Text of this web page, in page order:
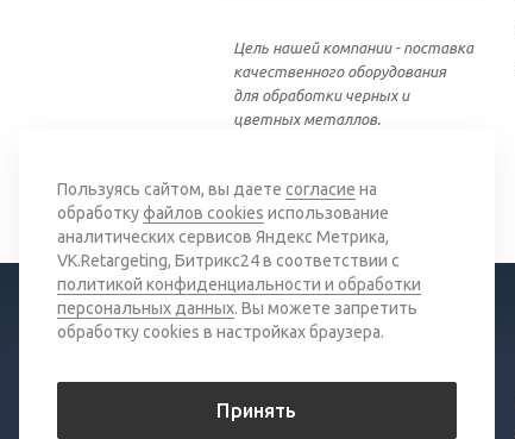
Цель нашей компании - поставка
качественного оборудования
для обработки черных и
цветных металлов.
Вернуться к списку
© 2026 Все права защищены.
Пользуясь сайтом, вы даете согласие на
обработкуфайлов cookies использование
аналитических сервисов Яндекс Метрика,
VK.Retargeting, Битрикс24 в соответствии с
политикой конфиденциальности и обработки
персональных данных. Вы можете запретить
обработку cookies в настройках браузера.
Принять